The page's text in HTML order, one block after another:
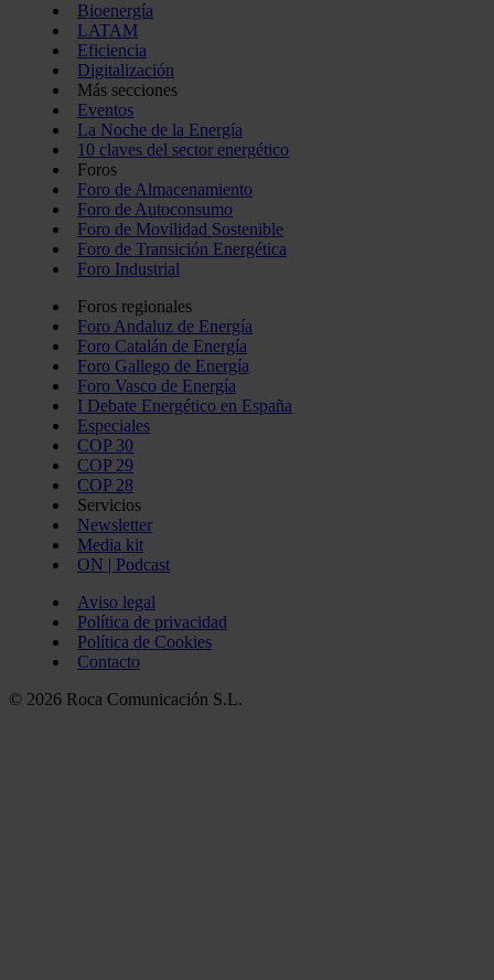
Bioenergía
LATAM
Eficiencia
Digitalización
Más secciones
Eventos
La Noche de la Energía
10 claves del sector energético
Foros
Foro de Almacenamiento
Foro de Autoconsumo
Foro de Movilidad Sostenible
Foro de Transición Energética
Foro Industrial
Foros regionales
Foro Andaluz de Energía
Foro Catalán de Energía
Foro Gallego de Energía
Foro Vasco de Energía
I Debate Energético en España
Especiales
COP 30
COP 29
COP 28
Servicios
Newsletter
Media kit
ON | Podcast
Aviso legal
Política de privacidad
Política de Cookies
Contacto
© 2026 Roca Comunicación S.L.